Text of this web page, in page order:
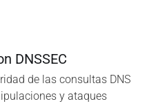
DNSSEC
de las consultas DNS
y ataques